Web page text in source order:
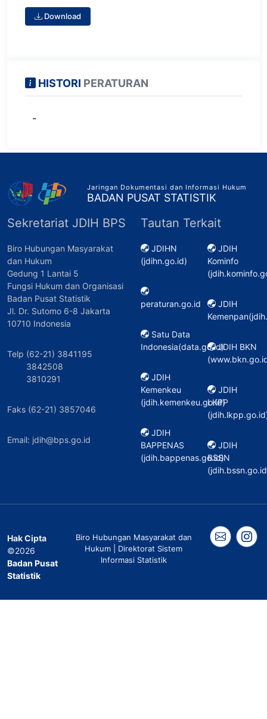
Download
HISTORI PERATURAN
-
Jaringan Dokumentasi dan Informasi Hukum
BADAN PUSAT STATISTIK
Sekretariat JDIH BPS
Biro Hubungan Masyarakat
dan Hukum
Gedung 1 Lantai 5
Fungsi Hukum dan Organisasi
Badan Pusat Statistik
Jl. Dr. Sutomo 6-8 Jakarta
10710 Indonesia
Telp (62-21) 3841195
3842508
3810291
Faks (62-21) 3857046
Email: jdih@bps.go.id
Tautan Terkait
JDIHN
(jdihn.go.id)
peraturan.go.id
Satu Data
Indonesia(data.go.id)
JDIH
Kemenkeu
(jdih.kemenkeu.go.id)
JDIH
BAPPENAS
(jdih.bappenas.go.id)
JDIH
Kominfo
JDIH
JDIH BKN
JDIH
LKPP
JDIH
BSSN
Hak Cipta
©2026
Badan Pusat
Statistik
Biro Hubungan Masyarakat dan
Hukum | Direktorat Sistem
Informasi Statistik